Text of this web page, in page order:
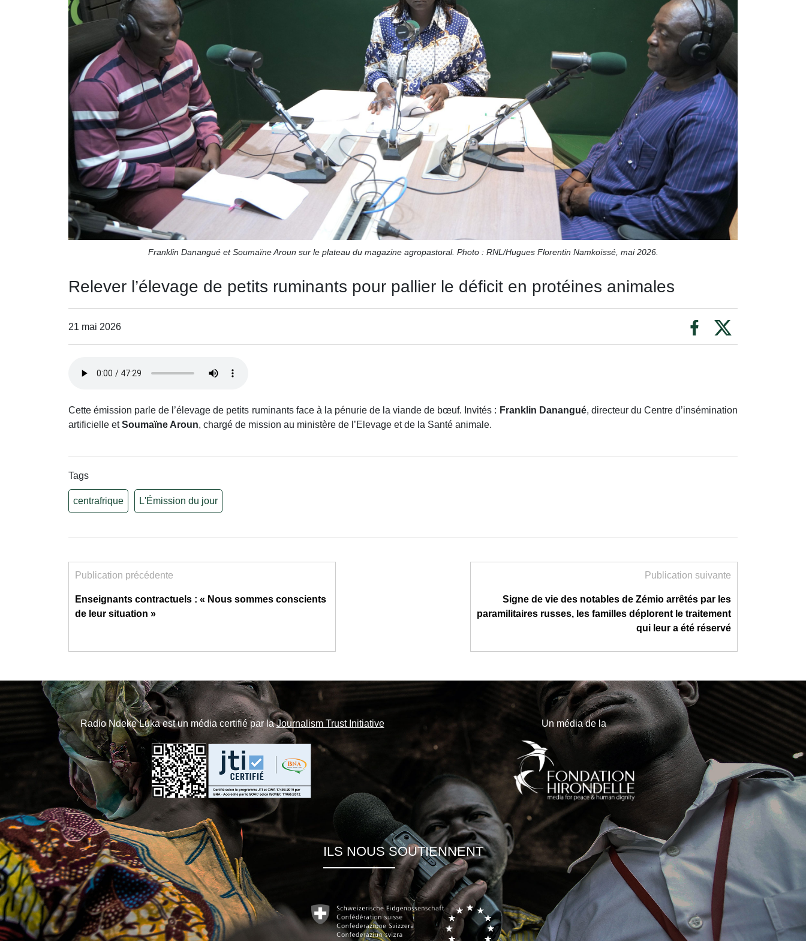
Franklin Danangué et Soumaïne Aroun sur le plateau du magazine agropastoral. Photo : RNL/Hugues Florentin Namkoïssé, mai 2026.
Relever l’élevage de petits ruminants pour pallier le déficit en protéines animales
21 mai 2026
Cette émission parle de l’élevage de petits ruminants face à la pénurie de la viande de bœuf. Invités : Franklin Danangué, directeur du Centre d’insémination
artificielle etSoumaïne Aroun, chargé de mission au ministère de l’Elevage et de la Santé animale.
Tags
centrafrique L'Émission du jour
Publication précédente
Enseignants contractuels : « Nous sommes conscients
de leur situation »
Publication suivante
Signe de vie des notables de Zémio arrêtés par les
paramilitaires russes, les familles déplorent le traitement
qui leur a été réservé
Radio Ndeke Luka est un média certifié par laJournalism Trust Initiative Un média de la
ILS NOUS SOUTIENNENT